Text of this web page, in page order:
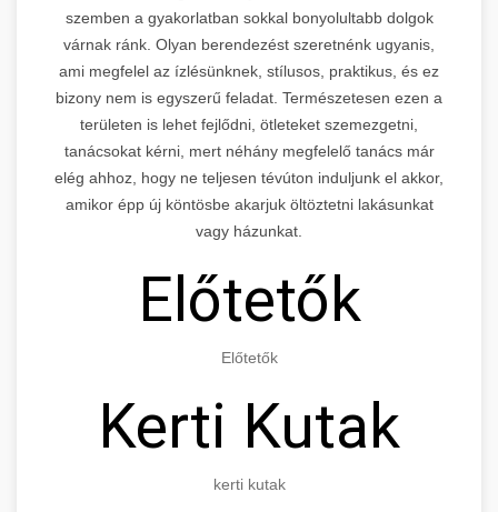
szemben a gyakorlatban sokkal bonyolultabb dolgok
várnak ránk. Olyan berendezést szeretnénk ugyanis,
ami megfelel az ízlésünknek, stílusos, praktikus, és ez
bizony nem is egyszerű feladat. Természetesen ezen a
területen is lehet fejlődni, ötleteket szemezgetni,
tanácsokat kérni, mert néhány megfelelő tanács már
elég ahhoz, hogy ne teljesen tévúton induljunk el akkor,
amikor épp új köntösbe akarjuk öltöztetni lakásunkat
vagy házunkat.
Előtetők
Előtetők
Kerti Kutak
kerti kutak